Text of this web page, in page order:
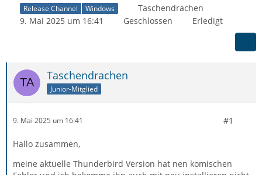
Release Channel Windows
Taschendrachen
9. Mai 2025 um 16:41
Geschlossen Erledigt
Taschendrachen
Junior-Mitglied
9. Mai 2025 um 16:41 #1
Hallo zusammen,
meine aktuelle Thunderbird Version hat nen komischen